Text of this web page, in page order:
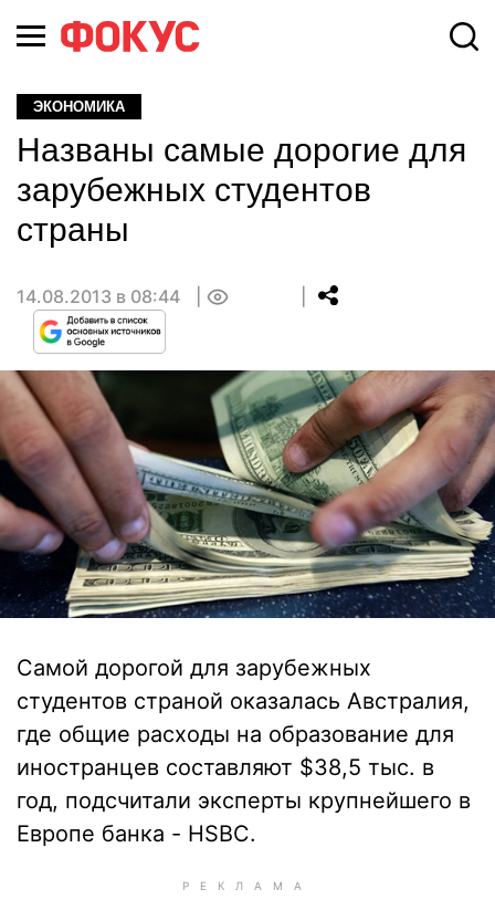
ЭКОНОМИКА
Названы самые дорогие для
зарубежных студентов
страны
14.08.2013 в 08:44
Самой дорогой для зарубежных
студентов страной оказалась Австралия,
где общие расходы на образование для
иностранцев составляют $38,5 тыс. в
год, подсчитали эксперты крупнейшего в
Европе банка - HSBC.